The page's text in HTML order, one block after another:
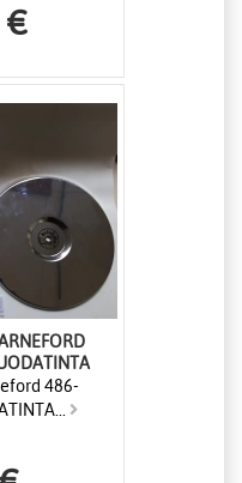
€
486-